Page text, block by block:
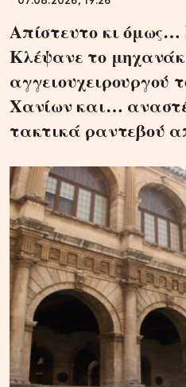
Απίστευτο κι όμως…
Κλέψανε το
αγγειουχειρουργού
Χανίων και…
τακτικά ραντεβού